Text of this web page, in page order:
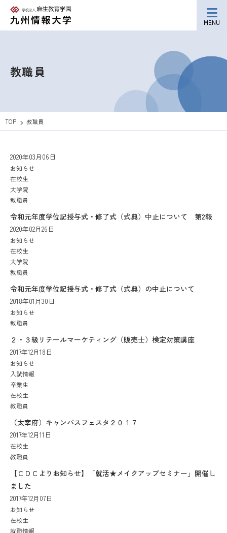
MENU
教職員
TOP 教職員
2020年03月06日
お知らせ
在校生
大学院
教職員
令和元年度学位記授与式・修了式（式典）中止について 第2報
2020年02月26日
お知らせ
在校生
大学院
教職員
令和元年度学位記授与式・修了式（式典）の中止について
2018年01月30日
お知らせ
教職員
２・３級リテールマーケティング（販売士）検定対策講座
2017年12月18日
お知らせ
入試情報
卒業生
在校生
教職員
（太宰府）キャンパスフェスタ２０１７
2017年12月11日
在校生
教職員
【ＣＤＣよりお知らせ】「就活★メイクアップセミナー」開催し
ました
2017年12月07日
お知らせ
在校生
就職情報